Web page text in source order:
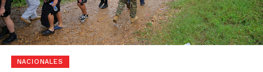
NACIONALES